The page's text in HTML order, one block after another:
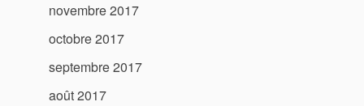
novembre 2017
octobre 2017
septembre 2017
août 2017